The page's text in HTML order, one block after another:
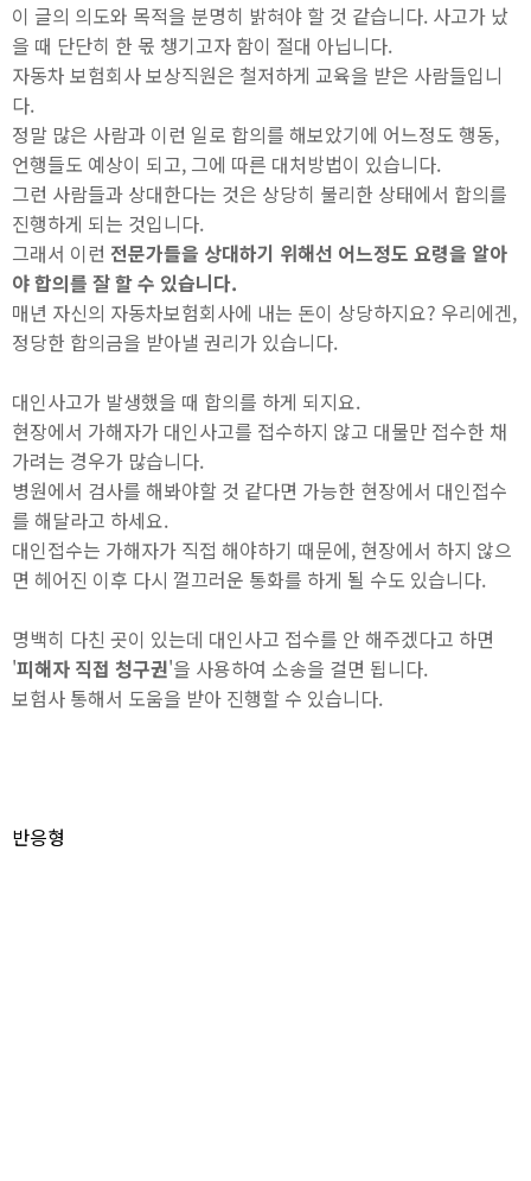
이 글의 의도와 목적을 분명히 밝혀야 할 것 같습니다. 사고가 났
을 때 단단히 한 몫 챙기고자 함이 절대 아닙니다.
자동차 보험회사 보상직원은 철저하게 교육을 받은 사람들입니
다.
정말 많은 사람과 이런 일로 합의를 해보았기에 어느정도 행동,
언행들도 예상이 되고, 그에 따른 대처방법이 있습니다.
그런 사람들과 상대한다는 것은 상당히 불리한 상태에서 합의를
진행하게 되는 것입니다.
그래서 이런 전문가들을 상대하기 위해선 어느정도 요령을 알아
야 합의를 잘 할 수 있습니다.
매년 자신의 자동차보험회사에 내는 돈이 상당하지요? 우리에겐,
정당한 합의금을 받아낼 권리가 있습니다.
대인사고가 발생했을 때 합의를 하게 되지요.
현장에서 가해자가 대인사고를 접수하지 않고 대물만 접수한 채
가려는 경우가 많습니다.
병원에서 검사를 해봐야할 것 같다면 가능한 현장에서 대인접수
를 해달라고 하세요.
대인접수는 가해자가 직접 해야하기 때문에, 현장에서 하지 않으
면 헤어진 이후 다시 껄끄러운 통화를 하게 될 수도 있습니다.
명백히 다친 곳이 있는데 대인사고 접수를 안 해주겠다고 하면
'피해자 직접 청구권'을 사용하여 소송을 걸면 됩니다.
보험사 통해서 도움을 받아 진행할 수 있습니다.
반응형